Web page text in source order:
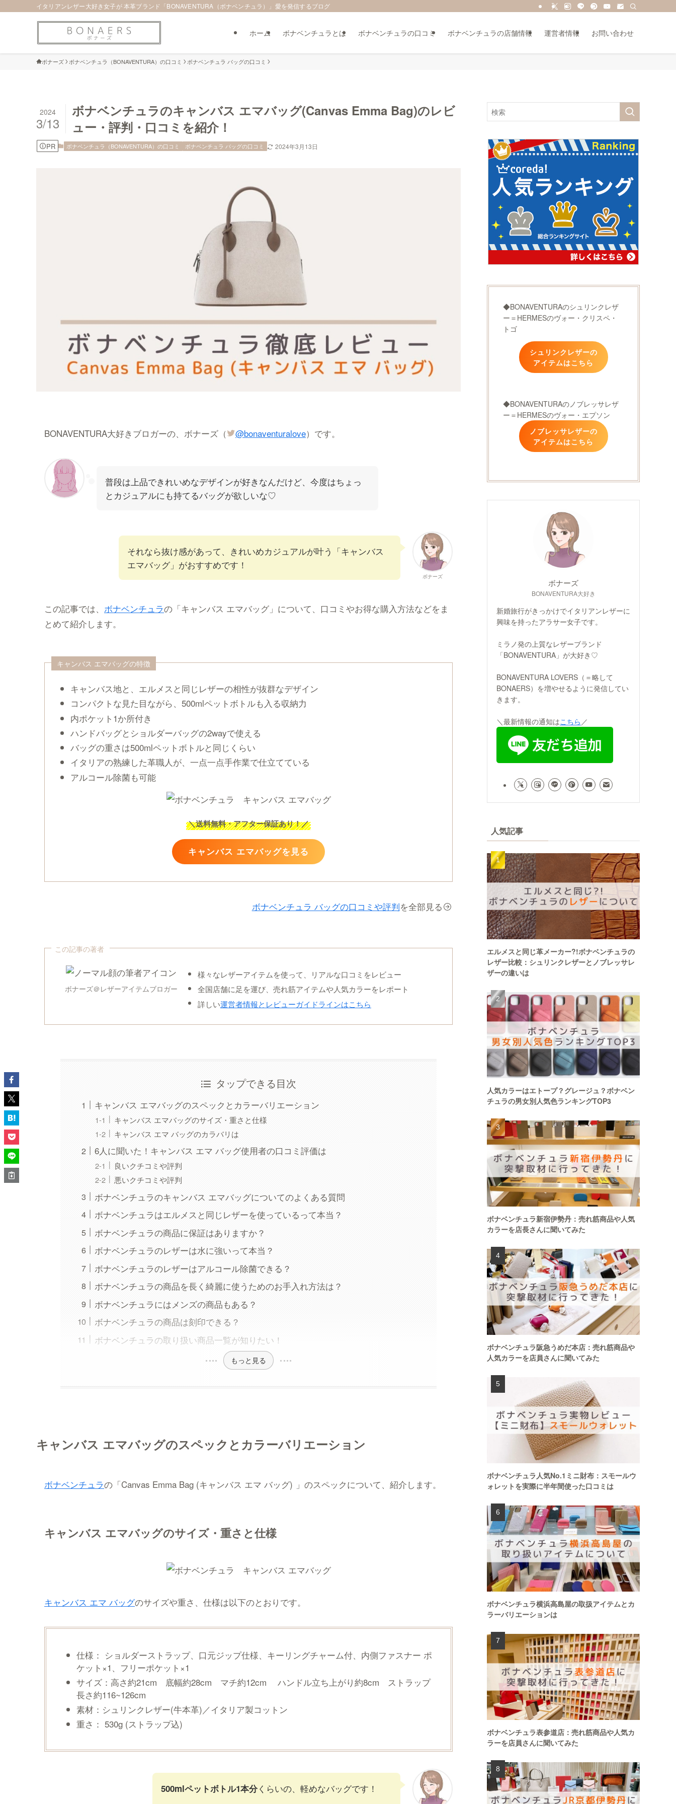
イタリアンレザー大好き女子が 本革ブランド「BONAVENTURA（ボナベンチュラ）」愛を発信するブログ
ホーム ボナベンチュラとは ボナベンチュラの口コミ ボナベンチュラの店舗情報 運営者情報 お問い合わせ
ボナーズ ボナベンチュラ（BONAVENTURA）の口コミ ボナベンチュラ バッグの口コミ
ボナベンチュラのキャンバス エマバッグ(Canvas Emma Bag)のレビ
ュー・評判・口コミを紹介！
2024
3/13
PR ボナベンチュラ（BONAVENTURA）の口コミ ボナベンチュラ バッグの口コミ 2024年3月13日
BONAVENTURA大好きブロガーの、ボナーズ（ @bonaventuralove）です。
普段は上品できれいめなデザインが好きなんだけど、今度はちょっ
とカジュアルにも持てるバッグが欲しいな♡
ボナーズ
それなら抜け感があって、きれいめカジュアルが叶う「キャンバス
エマバッグ」がおすすめです！
この記事では、 ボナベンチュラの「キャンバス エマバッグ」について、口コミやお得な購入方法などをま
とめて紹介します。
キャンバス エマバッグの特徴
キャンバス地と、エルメスと同じレザーの相性が抜群なデザイン
コンパクトな見た目ながら、500mlペットボトルも入る収納力
内ポケット1か所付き
ハンドバッグとショルダーバッグの2wayで使える
バッグの重さは500mlペットボトルと同じくらい
イタリアの熟練した革職人が、一点一点手作業で仕立てている
アルコール除菌も可能
＼送料無料・アフター保証あり！／
キャンバス エマバッグを見る
ボナベンチュラ バッグの口コミや評判を全部見る
この記事の著者
ボナーズ＠レザーアイテムブロガー
様々なレザーアイテムを使って、リアルな口コミをレビュー
全国店舗に足を運び、売れ筋アイテムや人気カラーをレポート
詳しい運営者情報とレビューガイドラインはこちら
タップできる目次
キャンバス エマバッグのスペックとカラーバリエーション
キャンバス エマバッグのサイズ・重さと仕様
キャンバス エマ バッグのカラバリは
6人に聞いた！キャンバス エマ バッグ使用者の口コミ評価は
良いクチコミや評判
悪いクチコミや評判
ボナベンチュラのキャンバス エマバッグについてのよくある質問
ボナベンチュラはエルメスと同じレザーを使っているって本当？
ボナベンチュラの商品に保証はありますか？
ボナベンチュラのレザーは水に強いって本当？
ボナベンチュラのレザーはアルコール除菌できる？
ボナベンチュラの商品を長く綺麗に使うためのお手入れ方法は？
ボナベンチュラにはメンズの商品もある？
ボナベンチュラの商品は刻印できる？
ボナベンチュラの取り扱い商品一覧が知りたい！
もっと見る
キャンバス エマバッグのスペックとカラーバリエーション
ボナベンチュラの「Canvas Emma Bag (キャンバス エマ バッグ) 」のスペックについて、紹介します。
キャンバス エマバッグのサイズ・重さと仕様
キャンバス エマ バッグのサイズや重さ、仕様は以下のとおりです。
仕様： ショルダーストラップ、口元ジップ仕様、キーリングチャーム付、内側ファスナー ポ
ケット×1、フリーポケット×1
サイズ：高さ約21cm 底幅約28cm マチ約12cm ハンドル立ち上がり約8cm ストラップ
長さ約116~126cm
素材：シュリンクレザー(牛本革)／イタリア製コットン
重さ： 530g (ストラップ込)
500mlペットボトル1本分くらいの、軽めなバッグです！
◆BONAVENTURAのシュリンクレザ
ー＝HERMESのヴォー・クリスペ・
トゴ
シュリンクレザーの
アイテムはこちら
◆BONAVENTURAのノブレッサレザ
ー＝HERMESのヴォー・エプソン
ノブレッサレザーの
アイテムはこちら
ボナーズ
BONAVENTURA大好き
新婚旅行がきっかけでイタリアンレザーに
興味を持ったアラサー女子です。
ミラノ発の上質なレザーブランド
「BONAVENTURA」が大好き♡
BONAVENTURA LOVERS（＝略して
BONAERS）を増やせるように発信してい
きます。
＼最新情報の通知はこちら ／
人気記事
エルメスと同じ革メーカー?!ボナベンチュラの
レザー比較：シュリンクレザーとノブレッサレ
ザーの違いは
人気カラーはエトープ？グレージュ？ボナベン
チュラの男女別人気色ランキングTOP3
ボナベンチュラ新宿伊勢丹：売れ筋商品や人気
カラーを店長さんに聞いてみた
ボナベンチュラ阪急うめだ本店：売れ筋商品や
人気カラーを店員さんに聞いてみた
ボナベンチュラ人気No.1ミニ財布：スモールウ
ォレットを実際に半年間使った口コミは
ボナベンチュラ横浜高島屋の取扱アイテムとカ
ラーバリエーションは
ボナベンチュラ表参道店：売れ筋商品や人気カ
ラーを店員さんに聞いてみた